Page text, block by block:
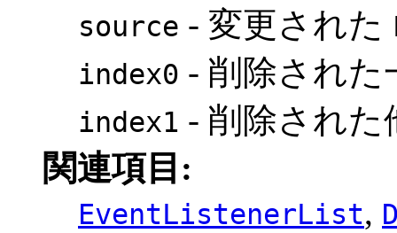
source - 変更された
index0 - 削除された
index1 - 削除された
関連項目:
EventListenerList,